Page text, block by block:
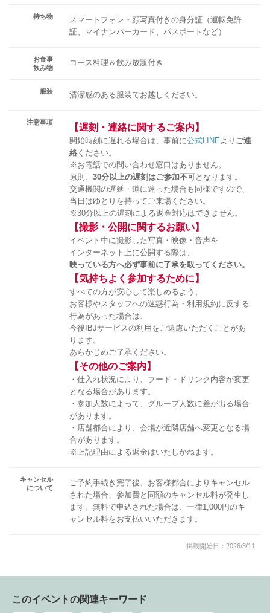
持ち物
スマートフォン・顔写真付きの身分証（運転免許
証、マイナンバーカード、パスポートなど）
お食事
飲み物
コース料理＆飲み放題付き
服装 清潔感のある服装でお越しください。
注意事項 【遅刻・連絡に関するご案内】
開始時刻に遅れる場合は、事前に公式LINE より ご連
絡 ください。
※お電話での問い合わせ窓口はありません。
原則、 30分以上の遅刻はご参加不可となります。
交通機関の遅延・道に迷った場合も同様ですので、
当日はゆとりを持ってご来場ください。
※30分以上の遅刻による返金対応はできません。
【撮影・公開に関するお願い】
イベント中に撮影した写真・映像・音声を
インターネット上に公開する際は、
映っている方へ必ず事前に了承を取ってください。
【気持ちよく参加するために】
すべての方が安心して楽しめるよう、
お客様やスタッフへの迷惑行為・利用規約に反する
行為があった場合は、
今後IBJサービスの利用をご遠慮いただくことがあ
ります。
あらかじめご了承ください。
【その他のご案内】
・仕入れ状況により、フード・ドリンク内容が変更
となる場合があります。
・参加人数によって、グループ人数に差が出る場合
があります。
・店舗都合により、会場が近隣店舗へ変更となる場
合があります。
※上記理由による返金はいたしかねます。
キャンセル
について
ご予約手続き完了後、お客様都合によりキャンセル
された場合、参加費と同額のキャンセル料が発生し
ます。無料で申込された場合は、一律1,000円のキ
ャンセル料をお支払いいただきます。
掲載開始日：2026/3/11
このイベントの関連キーワード